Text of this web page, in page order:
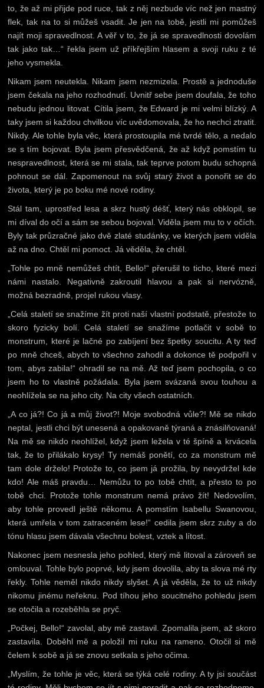
to, že až mi přijde pod ruce, tak z něj nezbude víc než jen mastný
flek, tak na to si můžeš vsadit. Je jen na tobě, jestli mi pomůžeš
najít moji spravedlnost. A věř v to, že já se spravedlnosti dovolám
tak jako tak…“ řekla jsem už příkřejším hlasem a svoji ruku z té
jeho vysmekla.
Nikam jsem neutekla. Nikam jsem nezmizela. Prostě a jednoduše
jsem čekala na jeho rozhodnutí. Uvnitř sebe jsem doufala, že toho
nebudu jednou litovat. Cítila jsem, že Edward je mi velmi blízký. A
taky jsem si každou chvilkou víc uvědomovala, že ho nechci ztratit.
Nikdy. Ale tohle byla věc, která prostoupila mé tvrdé tělo, a nedalo
se s tím bojovat. Byla jsem přesvědčená, že až když pomstím tu
nespravedlnost, která se mi stala, tak teprve potom budu schopná
pohnout se dál. Zapomenout na svůj starý život a ponořit se do
života, který je po boku mé nové rodiny.
Stál tam, uprostřed lesa a skrz hustý déšť, který nás obklopil, se
mi díval do očí a sám se sebou bojoval. Viděla jsem mu to v očích.
Byly tak průzračné jako dvě zlaté studánky, ve kterých jsem viděla
až na dno. Chtěl mi pomoct. Já věděla, že chtěl.
„Tohle po mně nemůžeš chtít, Bello!“ přerušil to ticho, které mezi
námi nastalo. Negativně zakroutil hlavou a pak si nervózně,
možná bezradně, projel rukou vlasy.
„Celá staletí se snažíme žít proti naší vlastní podstatě, přestože to
skoro fyzicky bolí. Celá staletí se snažíme potlačit v sobě to
monstrum, které je lačné po zabíjení bez špetky soucitu. A ty teď
po mně chceš, abych to všechno zahodil a dokonce tě podpořil v
tom, abys zabila!“ ohradil se na mě. Až teď jsem pochopila, o co
jsem ho to vlastně požádala. Byla jsem svázaná svou touhou a
neohlížela se na jeho city. Na city všech ostatních.
„A co já?! Co já a můj život?! Moje svobodná vůle?! Mě se nikdo
neptal, jestli chci být unesená a opakovaně týraná a znásilňovaná!
Na mě se nikdo neohlížel, když jsem ležela v té špíně a krvácela
tak, že to přilákalo krysy! Ty nemáš ponětí, co za monstrum mě
tam dole drželo! Protože to, co jsem já prožila, by nevydržel kde
kdo! Ale máš pravdu… Nemůžu to po tobě chtít, a přesto to po
tobě chci. Protože tohle monstrum nemá právo žít! Nedovolím,
aby tohle provedl ještě někomu. A pomstím Isabellu Swanovou,
která umřela v tom zatraceném lese!“ cedila jsem skrz zuby a do
tónu hlasu jsem dávala všechnu bolest, vztek a lítost.
Nakonec jsem nesnesla jeho pohled, který mě litoval a zároveň se
omlouval. Tohle bylo poprvé, kdy jsem dovolila, aby ta slova mé rty
řekly. Tohle neměl nikdo nikdy slyšet. A já věděla, že to už nikdy
nikomu jinému neřeknu. Pod tíhou jeho soucitného pohledu jsem
se otočila a rozeběhla se pryč.
„Počkej, Bello!“ zavolal, aby mě zastavil. Zpomalila jsem, až skoro
zastavila. Doběhl mě a položil mi ruku na rameno. Otočil si mě
čelem k sobě a já se znovu setkala s jeho očima.
„Myslím, že tohle je věc, která se týká celé rodiny. A ty jsi součást